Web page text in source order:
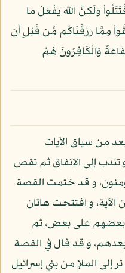
وَلَكِنَّ اللّهَ يَفْعَلُ مَا
أَنفِقُواْ مِمَّا رَزَقْنَاكُم مِّن قَبْلِ أَن
وَالْكَافِرُونَ هُمُ
من سياق الآيات
تندب إلى الإنفاق ثم تقص
و قد ختمت القصة
و افتتحت هاتان
بعضهم على بعض، ثم
و قد قال في القصة
إلى الملإ من بني إسرائيل